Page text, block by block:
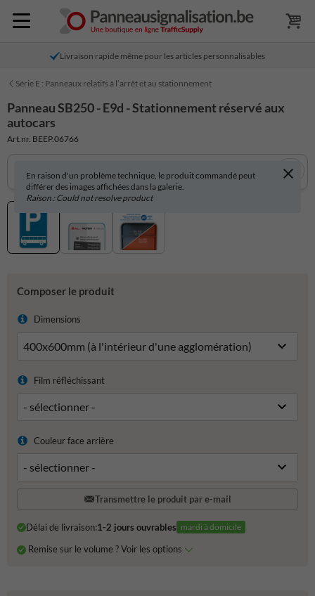
Livraison rapide même pour les articles personnalisables
Série E : Panneaux relatifs à l’arrêt et au stationnement
Panneau SB250 - E9d - Stationnement réservé aux
autocars
Art.nr. BEEP.06766
En raison d'un problème technique, le produit commandé peut
différer des images affichées dans la galerie.
Raison : Could not resolve product
Composer le produit
Dimensions
Film réfléchissant
Couleur face arrière
Transmettre le produit par e-mail
Délai de livraison:1-2 jours ouvrables mardi à domicile
Remise sur le volume ? Voir les options